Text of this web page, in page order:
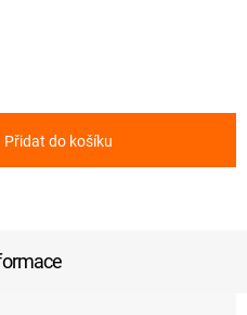
Přidat do košíku